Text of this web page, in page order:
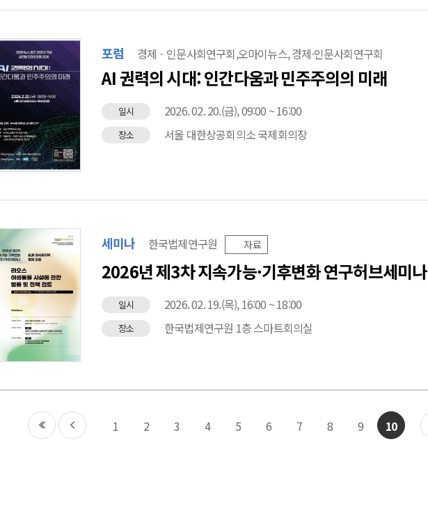
포럼 경제ㆍ인문사회연구회,오마이뉴스, 경제·인문사회연구회
AI 권력의 시대: 인간다움과 민주주의의 미래
일시 2026. 02. 20.(금), 09:00 ~ 16:00
장소 서울 대한상공회의소 국제회의장
세미나 한국법제연구원 자료
2026년 제3차 지속가능·기후변화 연구허브세미나
일시 2026. 02. 19.(목), 16:00 ~ 18:00
장소 한국법제연구원 1층 스마트회의실
첫
이전
1 2 3 4 5 6 7 8 9 10